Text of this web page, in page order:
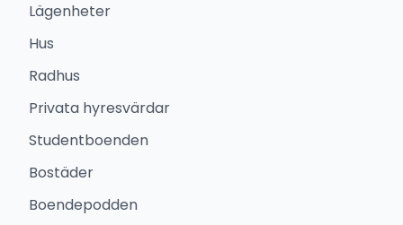
Lägenheter
Hus
Radhus
Privata hyresvärdar
Studentboenden
Bostäder
Boendepodden